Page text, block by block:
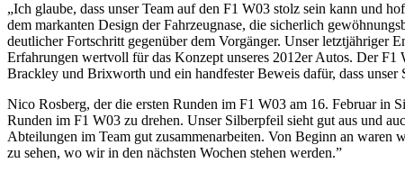
„Ich glaube, dass unser Team auf den F1 W03 stolz sein kann und
dem markanten Design der Fahrzeugnase, die sicherlich
deutlicher Fortschritt gegenüber dem Vorgänger. Unser letztjähriger
Erfahrungen wertvoll für das Konzept unseres 2012er Autos. Der F1
Brackley und Brixworth und ein handfester Beweis dafür, dass
Nico Rosberg, der die ersten Runden im F1 W03 am 16. Februar in
Runden im F1 W03 zu drehen. Unser Silberpfeil sieht gut aus und
Abteilungen im Team gut zusammenarbeiten. Von Beginn an waren
zu sehen, wo wir in den nächsten Wochen stehen werden.”